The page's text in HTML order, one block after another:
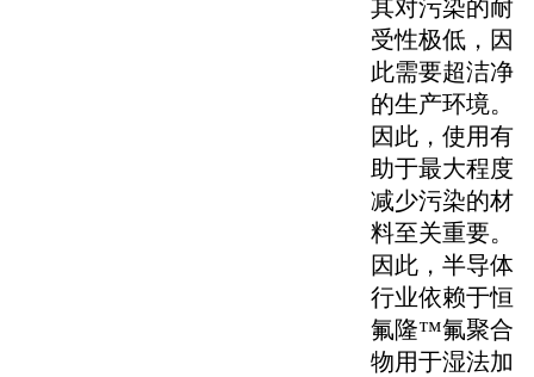
其对污染的耐
受性极低，因
此需要超洁净
的生产环境。
因此，使用有
助于最大程度
减少污染的材
料至关重要。
因此，半导体
行业依赖于恒
氟隆™氟聚合
物用于湿法加